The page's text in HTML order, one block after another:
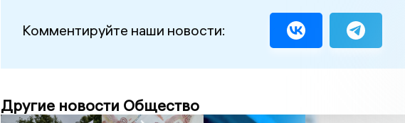
Комментируйте наши новости:
Другие новости Общество